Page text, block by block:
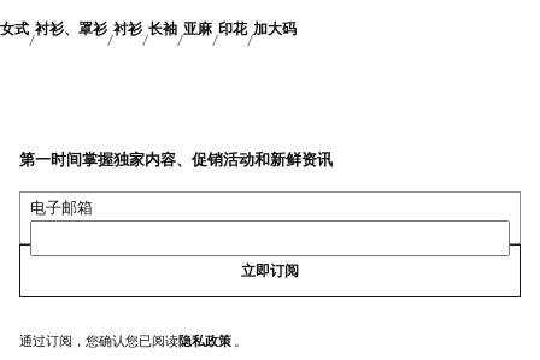
女式 衬衫、罩衫 衬衫 长袖 亚麻 印花 加大码
第一时间掌握独家内容、促销活动和新鲜资讯
电子邮箱
立即订阅
通过订阅，您确认您已阅读隐私政策